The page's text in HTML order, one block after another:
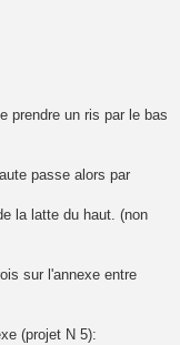
prendre un ris par le bas
passe alors par
la latte du haut. (non
sur l'annexe entre
(projet N 5):